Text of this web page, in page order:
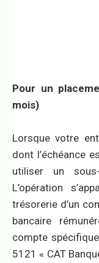
Pour un
mois)
Lorsque votre
dont l’échéance
utiliser un
L’opération
trésorerie d’un
bancaire
compte
5121 « CAT